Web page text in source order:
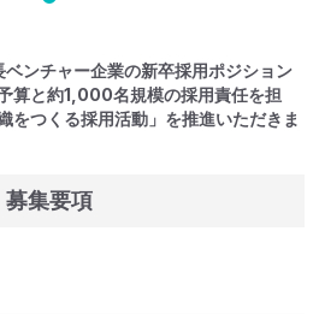
ンチャー企業の新卒採用ポジション
算と約1,000名規模の採用責任を担
をつくる採用活動」を推進いただきま
募集要項